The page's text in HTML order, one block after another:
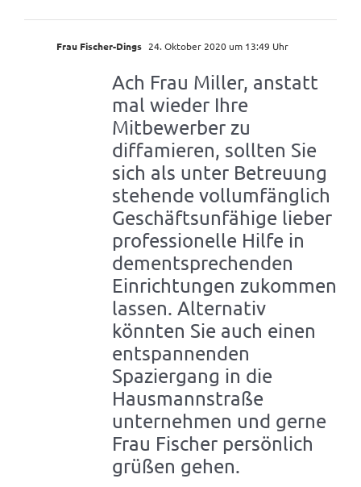
Frau Fischer-Dings 24. Oktober 2020 um 13:49 Uhr
Ach Frau Miller, anstatt
mal wieder Ihre
Mitbewerber zu
diffamieren, sollten Sie
sich als unter Betreuung
stehende vollumfänglich
Geschäftsunfähige lieber
professionelle Hilfe in
dementsprechenden
Einrichtungen zukommen
lassen. Alternativ
könnten Sie auch einen
entspannenden
Spaziergang in die
Hausmannstraße
unternehmen und gerne
Frau Fischer persönlich
grüßen gehen.